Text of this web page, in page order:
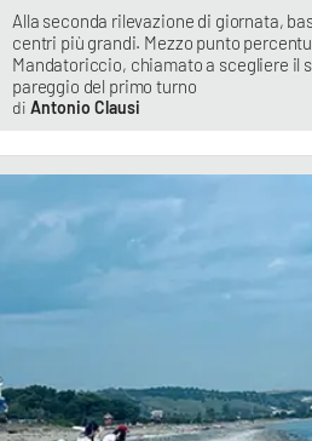
Alla seconda rilevazione di giornata,
centri più grandi. Mezzo punto
Mandatoriccio, chiamato a scegliere il
pareggio del primo turno
Antonio Clausi